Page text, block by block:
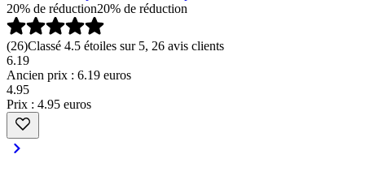
20% de réduction20% de réduction
(26)Classé 4.5 étoiles sur 5, 26 avis clients
6.19
Ancien prix : 6.19 euros
4.95
Prix : 4.95 euros